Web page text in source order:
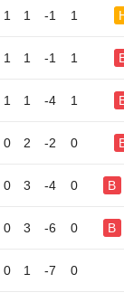
1 1 -1 1
1 1 -1 1
1 1 -4 1
0 2 -2 0
0 3 -4 0 B
0 3 -6 0 B
0 1 -7 0